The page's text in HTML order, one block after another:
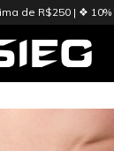
de R$250 | ❖